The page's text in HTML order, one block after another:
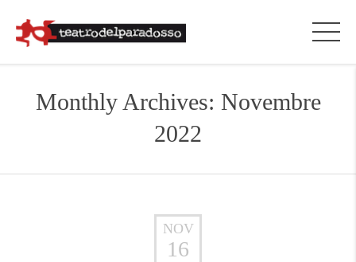
Monthly Archives: Novembre
2022
NOV
16